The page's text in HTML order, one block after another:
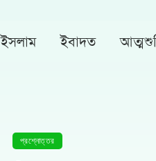
ইসলাম ইবাদত
প্রশ্নোত্তর